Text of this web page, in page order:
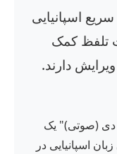
اسپانیایی
تلفظ کمک
دارند.
دی (صوتی)" یک
اسپانیایی در